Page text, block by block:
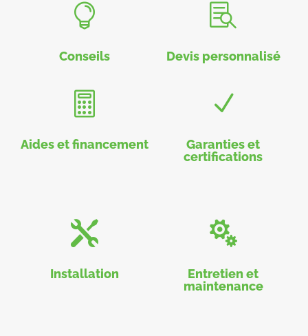

Conseils

Devis personnalisé

Aides et financement
N
Garanties et
certifications

Installation

Entretien et
maintenance